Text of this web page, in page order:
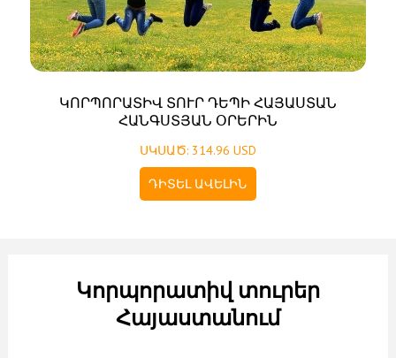
ԿՈՐՊՈՐԱՏԻՎ ՏՈՒՐ ԴԵՊԻ ՀԱՅԱՍՏԱՆ
ՀԱՆԳՍՏՅԱՆ ՕՐԵՐԻՆ
ՍԿՍԱԾ: 314.96 USD
ԴԻՏԵԼ ԱՎԵԼԻՆ
Կորպորատիվ տուրեր
Հայաստանում